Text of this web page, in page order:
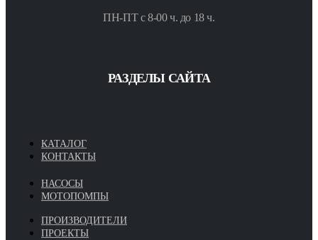
ПН-ПТ с 8-00 ч. до 18 ч.
РАЗДЕЛЫ САЙТА
КАТАЛОГ
КОНТАКТЫ
НАСОСЫ
МОТОПОМПЫ
ПРОИЗВОДИТЕЛИ
ПРОЕКТЫ